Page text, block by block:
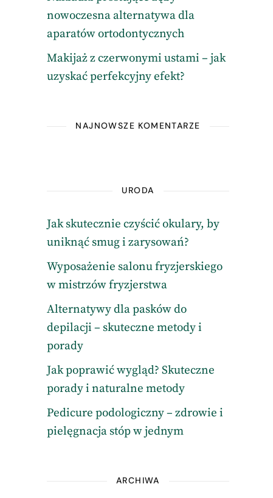
nowoczesna alternatywa dla
aparatów ortodontycznych
Makijaż z czerwonymi ustami – jak
uzyskać perfekcyjny efekt?
NAJNOWSZE KOMENTARZE
URODA
Jak skutecznie czyścić okulary, by
uniknąć smug i zarysowań?
Wyposażenie salonu fryzjerskiego
w mistrzów fryzjerstwa
Alternatywy dla pasków do
depilacji – skuteczne metody i
porady
Jak poprawić wygląd? Skuteczne
porady i naturalne metody
Pedicure podologiczny – zdrowie i
pielęgnacja stóp w jednym
ARCHIWA